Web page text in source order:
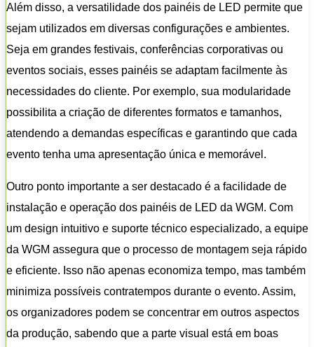
Além disso, a versatilidade dos painéis de LED permite que
sejam utilizados em diversas configurações e ambientes.
Seja em grandes festivais, conferências corporativas ou
eventos sociais, esses painéis se adaptam facilmente às
necessidades do cliente. Por exemplo, sua modularidade
possibilita a criação de diferentes formatos e tamanhos,
atendendo a demandas específicas e garantindo que cada
evento tenha uma apresentação única e memorável.
Outro ponto importante a ser destacado é a facilidade de
instalação e operação dos painéis de LED da WGM. Com
um design intuitivo e suporte técnico especializado, a equipe
da WGM assegura que o processo de montagem seja rápido
e eficiente. Isso não apenas economiza tempo, mas também
minimiza possíveis contratempos durante o evento. Assim,
os organizadores podem se concentrar em outros aspectos
da produção, sabendo que a parte visual está em boas